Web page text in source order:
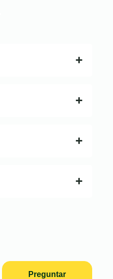
Preguntar